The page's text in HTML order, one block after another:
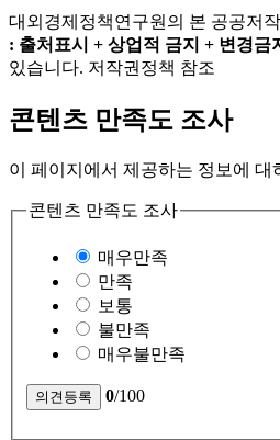
대외경제정책연구원의 본 공공저
: 출처표시 + 상업적 금지 + 변경금
있습니다. 저작권정책 참조
콘텐츠 만족도 조사
이 페이지에서 제공하는 정보에 대
콘텐츠 만족도 조사
매우만족
만족
보통
불만족
매우불만족
0/100